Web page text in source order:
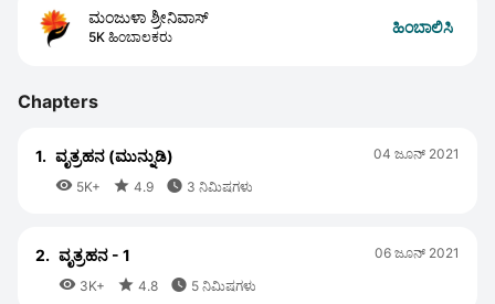
ಮಂಜುಳಾ ಶ್ರೀನಿವಾಸ್
5K ಹಿಂಬಾಲಕರು
ಹಿಂಬಾಲಿಸಿ
Chapters
1. ವೃತ್ರಹನ (ಮುನ್ನುಡಿ)
 5K+  4.9  3 ನಿಮಿಷಗಳು
04 ಜೂನ್ 2021
2. ವೃತ್ರಹನ - 1
 3K+  4.8  5 ನಿಮಿಷಗಳು
06 ಜೂನ್ 2021